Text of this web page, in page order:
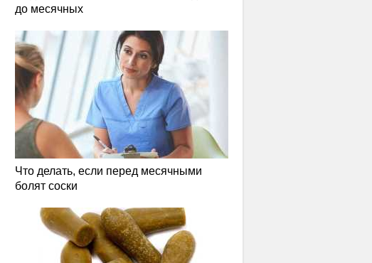
до месячных
Что делать, если перед месячными
болят соски